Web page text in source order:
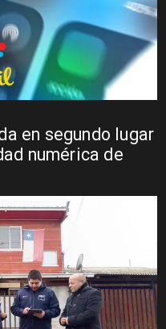
en segundo lugar
numérica de